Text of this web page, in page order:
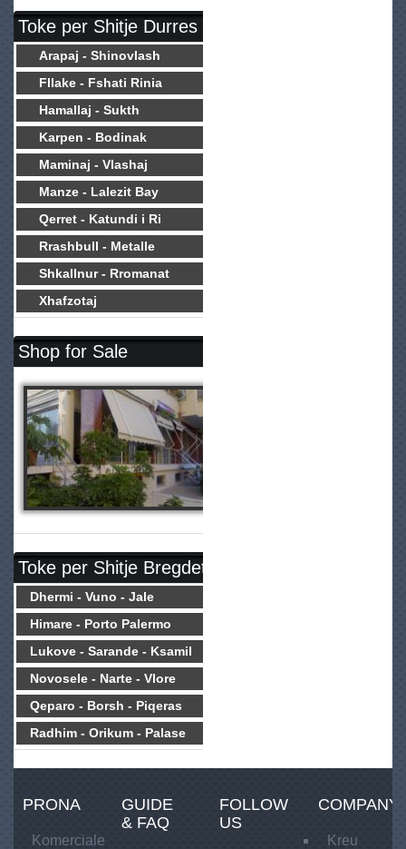
Toke per Shitje Durres
Arapaj - Shinovlash
Fllake - Fshati Rinia
Hamallaj - Sukth
Karpen - Bodinak
Maminaj - Vlashaj
Manze - Lalezit Bay
Qerret - Katundi i Ri
Rrashbull - Metalle
Shkallnur - Rromanat
Xhafzotaj
Shop for Sale
Toke per Shitje Bregdet
Dhermi - Vuno - Jale
Himare - Porto Palermo
Lukove - Sarande - Ksamil
Novosele - Narte - Vlore
Qeparo - Borsh - Piqeras
Radhim - Orikum - Palase
PRONA
Komerciale
GUIDE
& FAQ
FOLLOW
US
COMPANY
Kreu